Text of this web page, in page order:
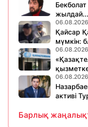
жылдай...
06.08.2026
Қайсар
мүмкін:
06.08.2026
06.08.2026
активі
Барлық